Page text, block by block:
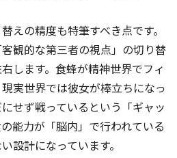
えの精度も特筆すべき点です。
観的な第三者の視点」の切り替
します。食蜂が精神世界でフィ
実世界では彼女が棒立ちになっ
せず戦っているという「ギャッ
能力が「脳内」で行われている
設計になっています。